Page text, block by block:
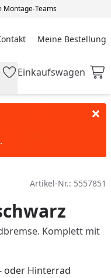
Montage-Teams
Meine Bestellung
Meine Bestellung
Einkaufswagen
Einkaufswagen
Artikel-Nr.: 5557851
Komplett mit
oder Hinterrad